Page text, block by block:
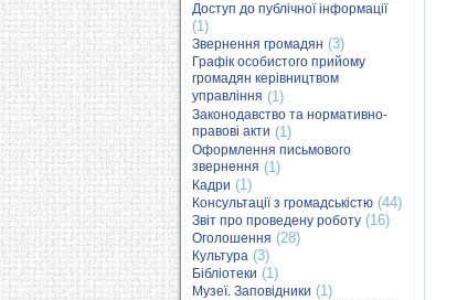
Доступ до публічної інформації
(1)
Звернення громадян (3)
Графік особистого прийому
громадян керівництвом
управління (1)
Законодавство та нормативно-
правові акти (1)
Оформлення письмового
звернення (1)
Кадри (1)
Консультації з громадськістю (44)
Звіт про проведену роботу (16)
Оголошення (28)
Культура (3)
Бібліотеки (1)
Музеї. Заповідники (1)